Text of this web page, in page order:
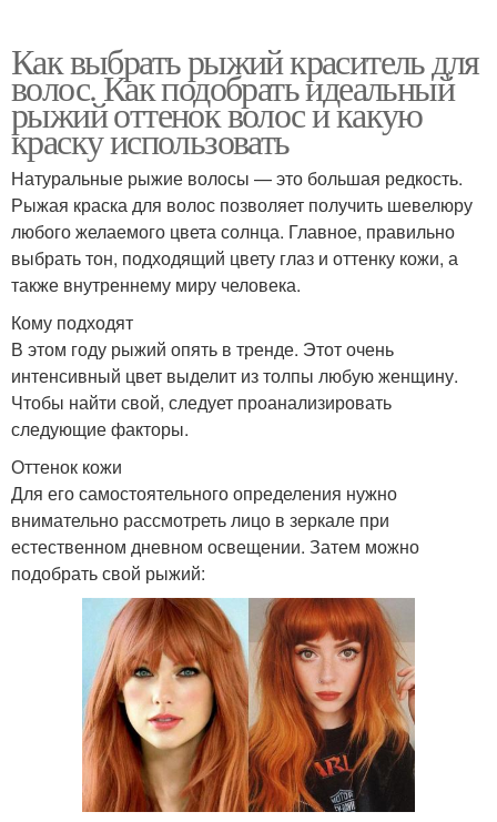
Как выбрать рыжий краситель для
волос. Как подобрать идеальный
рыжий оттенок волос и какую
краску использовать
Натуральные рыжие волосы — это большая редкость.
Рыжая краска для волос позволяет получить шевелюру
любого желаемого цвета солнца. Главное, правильно
выбрать тон, подходящий цвету глаз и оттенку кожи, а
также внутреннему миру человека.
Кому подходят
В этом году рыжий опять в тренде. Этот очень
интенсивный цвет выделит из толпы любую женщину.
Чтобы найти свой, следует проанализировать
следующие факторы.
Оттенок кожи
Для его самостоятельного определения нужно
внимательно рассмотреть лицо в зеркале при
естественном дневном освещении. Затем можно
подобрать свой рыжий: